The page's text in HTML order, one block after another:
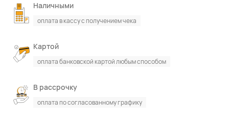
Наличными
оплата в кассу с получением чека
Картой
оплата банковской картой любым способом
В рассрочку
оплата по согласованному графику